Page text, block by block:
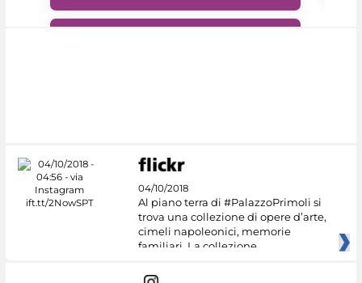
04/10/2018
Al piano terra di #PalazzoPrimoli si
trova una collezione di opere d’arte,
cimeli napoleonici, memorie
familiari. La collezione